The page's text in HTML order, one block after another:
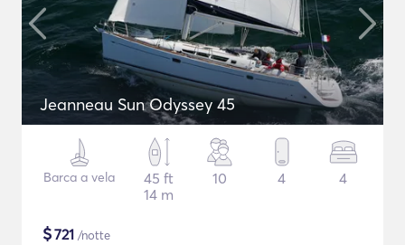
Jeanneau Sun Odyssey 45
Barca a vela
45 ft
14 m
10 4 4
$721 /notte